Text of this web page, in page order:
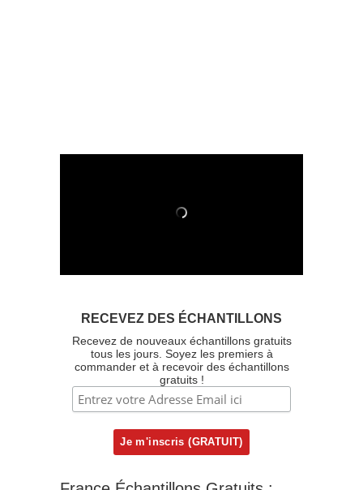
RECEVEZ DES ÉCHANTILLONS
Recevez de nouveaux échantillons gratuits
tous les jours. Soyez les premiers à
commander et à recevoir des échantillons
gratuits !